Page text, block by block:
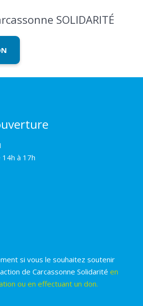
SOLIDARITÉ
à 17h
si vous le souhaitez soutenir
de Carcassonne Solidarité en
ou en effectuant un don.